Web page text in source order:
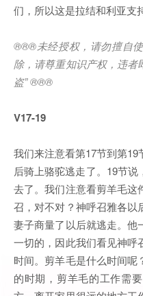
们，所以这是拉结和利亚支
®®®未经授权，请勿擅自
除，请尊重知识产权，违者
盗” ®®®
V17-19
我们来注意看第17节到第
后骑上骆驼逃走了。19节
去了。我们注意看剪羊毛
召，对不对？神呼召雅各以
妻子商量了以后就逃走。
一切的，因此我们看见神呼
时间。剪羊毛是什么时间
的时期，剪羊毛的工作需